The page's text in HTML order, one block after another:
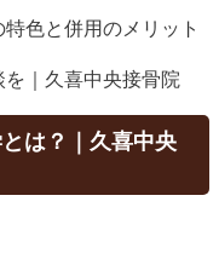
色と併用のメリット
｜久喜中央接骨院
は？｜久喜中央